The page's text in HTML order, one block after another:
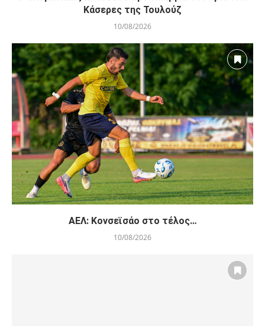
Κάσερες της Τουλούζ
10/08/2026
ΑΕΛ: Κονσεϊσάο στο τέλος…
10/08/2026